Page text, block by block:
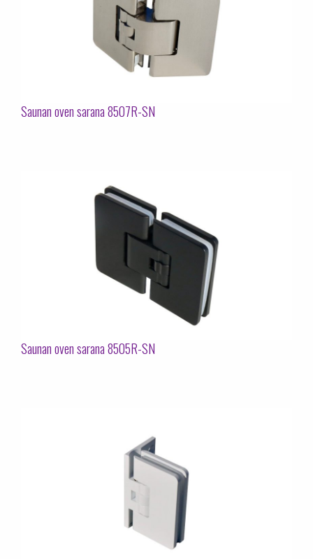
Saunan oven sarana 8507R-SN
Saunan oven sarana 8505R-SN